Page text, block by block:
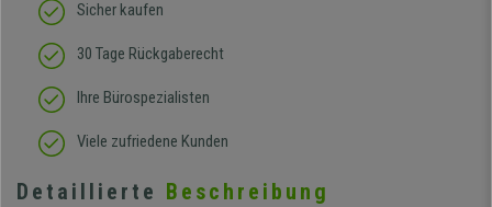
Sicher kaufen
30 Tage Rückgaberecht
Ihre Bürospezialisten
Viele zufriedene Kunden
Detaillierte Beschreibung